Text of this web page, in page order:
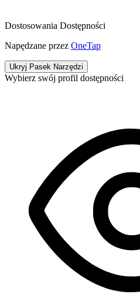
Dostosowania Dostępności
Napędzane przez OneTap
Ukryj Pasek Narzędzi
Wybierz swój profil dostępności